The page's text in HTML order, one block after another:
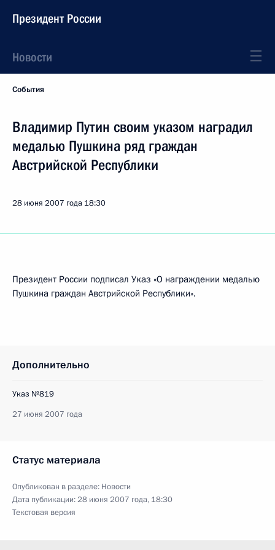
Президент России
Новости
События
Владимир Путин своим указом наградил
медалью Пушкина ряд граждан
Австрийской Республики
28 июня 2007 года 18:30
Президент России подписал Указ «О награждении медалью
Пушкина граждан Австрийской Республики».
Дополнительно
Указ №819
27 июня 2007 года
Статус материала
Опубликован в разделе: Новости
Дата публикации:28 июня 2007 года, 18:30
Текстовая версия